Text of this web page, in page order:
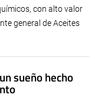
con alto valor
general de Aceites
sueño hecho